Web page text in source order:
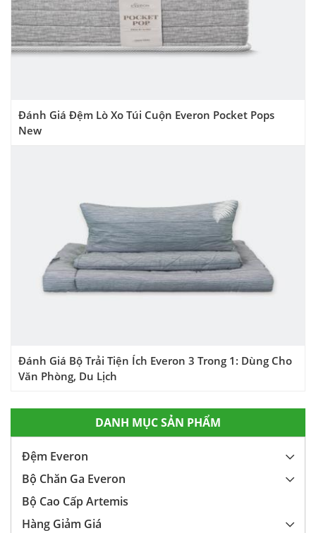
DANH MỤC SẢN PHẨM
Đệm Everon
Bộ Chăn Ga Everon
Bộ Cao Cấp Artemis
Hàng Giảm Giá
Đánh Giá Đệm Lò Xo Túi Cuộn Everon Pocket Pops
New
Đánh Giá Bộ Trải Tiện Ích Everon 3 Trong 1: Dùng Cho
Văn Phòng, Du Lịch